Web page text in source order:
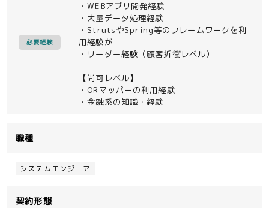
必要経験
・WEBアプリ開発経験
・大量データ処理経験
・StrutsやSpring等のフレームワークを利
用経験が
・リーダー経験（顧客折衝レベル）
【尚可レベル】
・ORマッパーの利用経験
・金融系の知識・経験
職種
システムエンジニア
契約形態